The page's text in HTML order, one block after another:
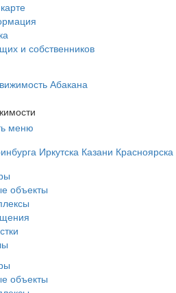
и собственников
Иркутска Казани Красноярска
объекты
объекты